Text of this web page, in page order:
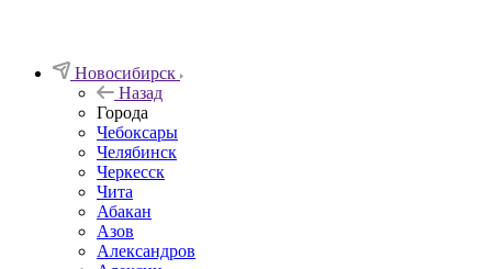
Новосибирск
Назад
Города
Чебоксары
Челябинск
Черкесск
Чита
Абакан
Азов
Александров